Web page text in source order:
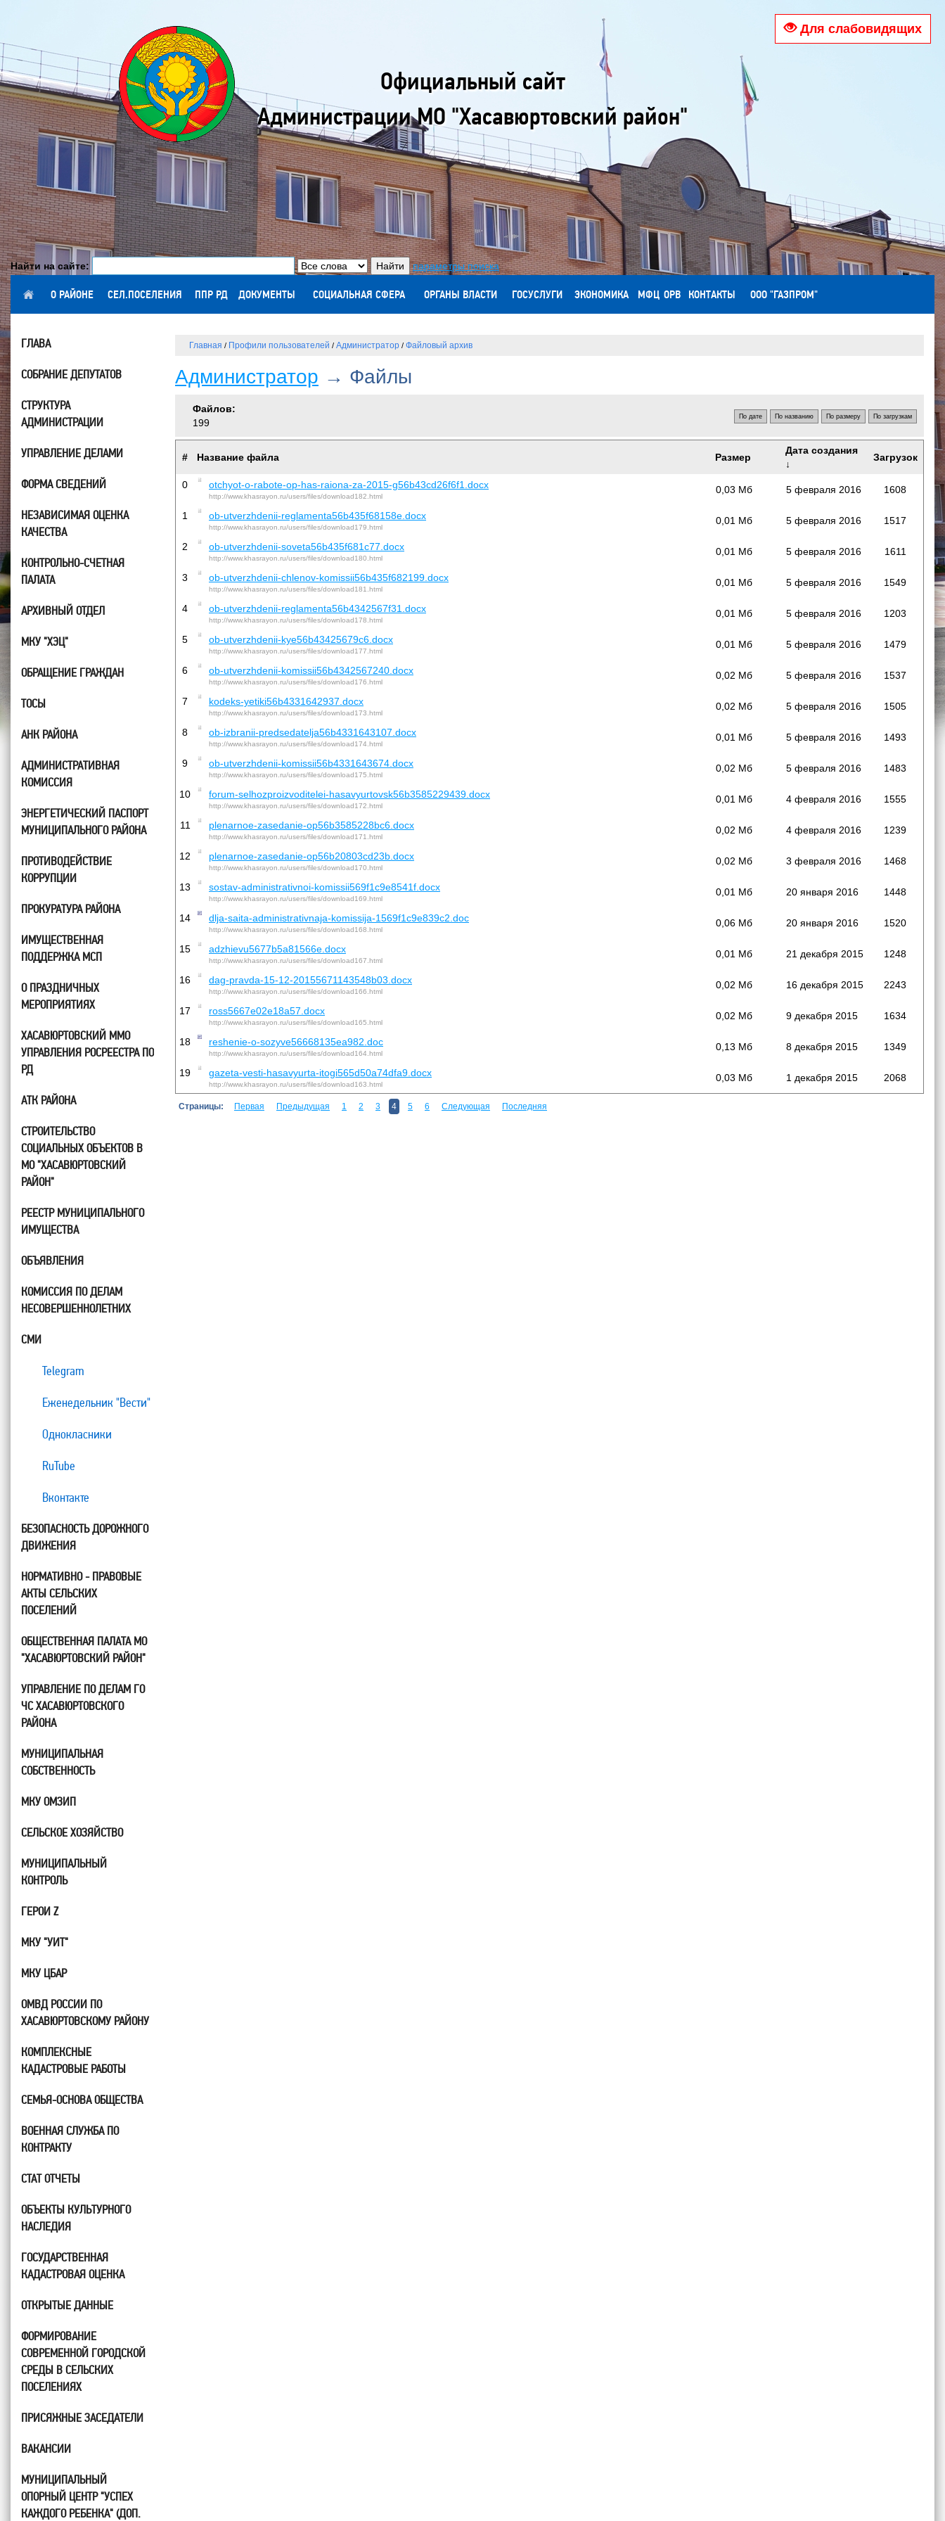
Для слабовидящих
Официальный сайт
Администрации МО "Хасавюртовский район"
Найти на сайте: параметры поиска
ГЛАВНАЯ О РАЙОНЕ СЕЛ.ПОСЕЛЕНИЯ ППР РД ДОКУМЕНТЫ СОЦИАЛЬНАЯ СФЕРА ОРГАНЫ ВЛАСТИ ГОСУСЛУГИ ЭКОНОМИКА МФЦ ОРВ КОНТАКТЫ ООО "ГАЗПРОМ"
Главная / Профили пользователей / Администратор / Файловый архив
Администратор → Файлы
Файлов:
199
# Название файла Размер
Дата создания
↓
Загрузок
0 otchyot-o-rabote-op-has-raiona-za-2015-g56b43cd26f6f1.docx
http://www.khasrayon.ru/users/files/download182.html
0,03 Мб 5 февраля 2016 1608
1 ob-utverzhdenii-reglamenta56b435f68158e.docx
http://www.khasrayon.ru/users/files/download179.html
0,01 Мб 5 февраля 2016 1517
2 ob-utverzhdenii-soveta56b435f681c77.docx
http://www.khasrayon.ru/users/files/download180.html
0,01 Мб 5 февраля 2016 1611
3 ob-utverzhdenii-chlenov-komissii56b435f682199.docx
http://www.khasrayon.ru/users/files/download181.html
0,01 Мб 5 февраля 2016 1549
4 ob-utverzhdenii-reglamenta56b4342567f31.docx
http://www.khasrayon.ru/users/files/download178.html
0,01 Мб 5 февраля 2016 1203
5 ob-utverzhdenii-kye56b43425679c6.docx
http://www.khasrayon.ru/users/files/download177.html
0,01 Мб 5 февраля 2016 1479
6 ob-utverzhdenii-komissii56b4342567240.docx
http://www.khasrayon.ru/users/files/download176.html
0,02 Мб 5 февраля 2016 1537
7 kodeks-yetiki56b4331642937.docx
http://www.khasrayon.ru/users/files/download173.html
0,02 Мб 5 февраля 2016 1505
8 ob-izbranii-predsedatelja56b4331643107.docx
http://www.khasrayon.ru/users/files/download174.html
0,01 Мб 5 февраля 2016 1493
9 ob-utverzhdenii-komissii56b4331643674.docx
http://www.khasrayon.ru/users/files/download175.html
0,02 Мб 5 февраля 2016 1483
10 forum-selhozproizvoditelei-hasavyurtovsk56b3585229439.docx
http://www.khasrayon.ru/users/files/download172.html
0,01 Мб 4 февраля 2016 1555
11 plenarnoe-zasedanie-op56b3585228bc6.docx
http://www.khasrayon.ru/users/files/download171.html
0,02 Мб 4 февраля 2016 1239
12 plenarnoe-zasedanie-op56b20803cd23b.docx
http://www.khasrayon.ru/users/files/download170.html
0,02 Мб 3 февраля 2016 1468
13 sostav-administrativnoi-komissii569f1c9e8541f.docx
http://www.khasrayon.ru/users/files/download169.html
0,01 Мб 20 января 2016 1448
14 dlja-saita-administrativnaja-komissija-1569f1c9e839c2.doc
http://www.khasrayon.ru/users/files/download168.html
0,06 Мб 20 января 2016 1520
15 adzhievu5677b5a81566e.docx
http://www.khasrayon.ru/users/files/download167.html
0,01 Мб 21 декабря 2015 1248
16 dag-pravda-15-12-20155671143548b03.docx
http://www.khasrayon.ru/users/files/download166.html
0,02 Мб 16 декабря 2015 2243
17 ross5667e02e18a57.docx
http://www.khasrayon.ru/users/files/download165.html
0,02 Мб 9 декабря 2015 1634
18 reshenie-o-sozyve56668135ea982.doc
http://www.khasrayon.ru/users/files/download164.html
0,13 Мб 8 декабря 2015 1349
19 gazeta-vesti-hasavyurta-itogi565d50a74dfa9.docx
http://www.khasrayon.ru/users/files/download163.html
0,03 Мб 1 декабря 2015 2068
Страницы: Первая Предыдущая 1 2 3 4 5 6 Следующая Последняя
ГЛАВА
СОБРАНИЕ ДЕПУТАТОВ
СТРУКТУРА
АДМИНИСТРАЦИИ
УПРАВЛЕНИЕ ДЕЛАМИ
ФОРМА СВЕДЕНИЙ
НЕЗАВИСИМАЯ ОЦЕНКА
КАЧЕСТВА
КОНТРОЛЬНО-СЧЕТНАЯ
ПАЛАТА
АРХИВНЫЙ ОТДЕЛ
МКУ "ХЭЦ"
ОБРАЩЕНИЕ ГРАЖДАН
ТОСЫ
АНК РАЙОНА
АДМИНИСТРАТИВНАЯ
КОМИССИЯ
ЭНЕРГЕТИЧЕСКИЙ ПАСПОРТ
МУНИЦИПАЛЬНОГО РАЙОНА
ПРОТИВОДЕЙСТВИЕ
КОРРУПЦИИ
ПРОКУРАТУРА РАЙОНА
ИМУЩЕСТВЕННАЯ
ПОДДЕРЖКА МСП
О ПРАЗДНИЧНЫХ
МЕРОПРИЯТИЯХ
ХАСАВЮРТОВСКИЙ ММО
УПРАВЛЕНИЯ РОСРЕЕСТРА ПО
РД
АТК РАЙОНА
СТРОИТЕЛЬСТВО
СОЦИАЛЬНЫХ ОБЪЕКТОВ В
МО "ХАСАВЮРТОВСКИЙ
РАЙОН"
РЕЕСТР МУНИЦИПАЛЬНОГО
ИМУЩЕСТВА
ОБЪЯВЛЕНИЯ
КОМИССИЯ ПО ДЕЛАМ
НЕСОВЕРШЕННОЛЕТНИХ
СМИ
Telegram
Еженедельник "Вести"
Однокласники
RuTube
Вконтакте
БЕЗОПАСНОСТЬ ДОРОЖНОГО
ДВИЖЕНИЯ
НОРМАТИВНО - ПРАВОВЫЕ
АКТЫ СЕЛЬСКИХ
ПОСЕЛЕНИЙ
ОБЩЕСТВЕННАЯ ПАЛАТА МО
"ХАСАВЮРТОВСКИЙ РАЙОН"
УПРАВЛЕНИЕ ПО ДЕЛАМ ГО
ЧС ХАСАВЮРТОВСКОГО
РАЙОНА
МУНИЦИПАЛЬНАЯ
СОБСТВЕННОСТЬ
МКУ ОМЗИП
СЕЛЬСКОЕ ХОЗЯЙСТВО
МУНИЦИПАЛЬНЫЙ
КОНТРОЛЬ
ГЕРОИ Z
МКУ "УИТ"
МКУ ЦБАР
ОМВД РОССИИ ПО
ХАСАВЮРТОВСКОМУ РАЙОНУ
КОМПЛЕКСНЫЕ
КАДАСТРОВЫЕ РАБОТЫ
СЕМЬЯ-ОСНОВА ОБЩЕСТВА
ВОЕННАЯ СЛУЖБА ПО
КОНТРАКТУ
СТАТ ОТЧЕТЫ
ОБЪЕКТЫ КУЛЬТУРНОГО
НАСЛЕДИЯ
ГОСУДАРСТВЕННАЯ
КАДАСТРОВАЯ ОЦЕНКА
ОТКРЫТЫЕ ДАННЫЕ
ФОРМИРОВАНИЕ
СОВРЕМЕННОЙ ГОРОДСКОЙ
СРЕДЫ В СЕЛЬСКИХ
ПОСЕЛЕНИЯХ
ПРИСЯЖНЫЕ ЗАСЕДАТЕЛИ
ВАКАНСИИ
МУНИЦИПАЛЬНЫЙ
ОПОРНЫЙ ЦЕНТР "УСПЕХ
КАЖДОГО РЕБЕНКА" (ДОП.